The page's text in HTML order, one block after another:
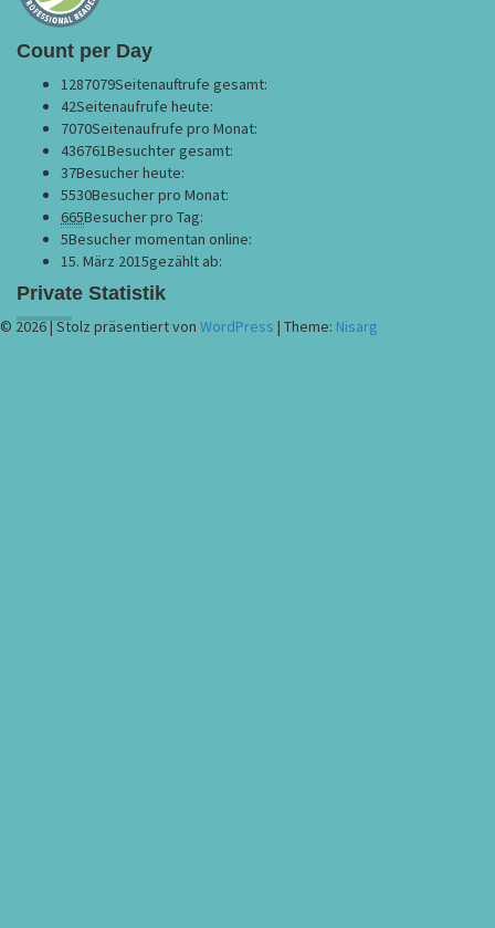
Count per Day
1287079Seitenauftrufe gesamt:
42Seitenaufrufe heute:
7070Seitenaufrufe pro Monat:
436761Besuchter gesamt:
37Besucher heute:
5530Besucher pro Monat:
665Besucher pro Tag:
5Besucher momentan online:
15. März 2015gezählt ab:
Private Statistik
© 2026|Stolz präsentiert von WordPress | Theme: Nisarg